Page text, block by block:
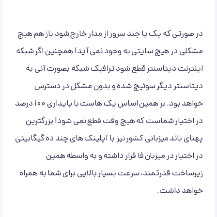
در صورتی که یک یا چند سرور از مدار خارج شود باز هم هیچ
مشکلی در هیچ سایتی به وجود نمی آید! همچنین اگر شبکه
اینترنت دیتاسنتر قطع شود ترافیک شبکه بصورت آنی به
دیتاسنتر دیگر سوئیچ شده و بدون مشکل در دسترس
خواهد بود. بر همین اساس یک هاست با پایداری 100 درصد
در اختیار شماست که هیچ وقت قطع نمی شود! بزرگترین
پهنای باند میزبانی کشور نیز با آپلینک های چند ده گیگابیتی
در اختیار در میزبان فا قرار داشته و به واسطه همین
زیرساخت قدرتمند، سرعت بسیار بالایی برای شما به همراه
خواهد داشت.